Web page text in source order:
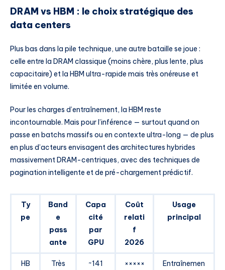
DRAM vs HBM : le choix stratégique des
data centers
Plus bas dans la pile technique, une autre bataille se joue :
celle entre la DRAM classique (moins chère, plus lente, plus
capacitaire) et la HBM ultra-rapide mais très onéreuse et
limitée en volume.
Pour les charges d’entraînement, la HBM reste
incontournable. Mais pour l’inférence — surtout quand on
passe en batchs massifs ou en contexte ultra-long — de plus
en plus d’acteurs envisagent des architectures hybrides
massivement DRAM-centriques, avec des techniques de
pagination intelligente et de pré-chargement prédictif.
Ty
pe
Band
e
pass
ante
Capa
cité
par
GPU
Coût
relati
f
2026
Usage
principal
HB
Très
~141
×××××
Entraînemen